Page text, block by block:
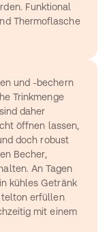
Funktional
Thermoflasche
und -bechern
Trinkmenge
daher
öffnen lassen,
doch robust
Becher,
An Tagen
kühles Getränk
erfüllen
mit einem